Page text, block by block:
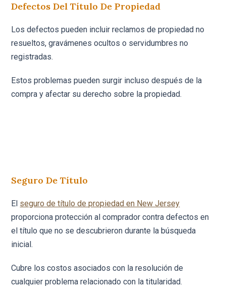
Defectos Del Título De Propiedad
Los defectos pueden incluir reclamos de propiedad no
resueltos, gravámenes ocultos o servidumbres no
registradas.
Estos problemas pueden surgir incluso después de la
compra y afectar su derecho sobre la propiedad.
Seguro De Título
El seguro de título de propiedad en New Jersey
proporciona protección al comprador contra defectos en
el título que no se descubrieron durante la búsqueda
inicial.
Cubre los costos asociados con la resolución de
cualquier problema relacionado con la titularidad.